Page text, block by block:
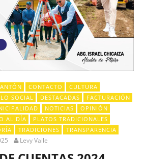
CONTACTO
CULTURA
SOCIAL DESTACADAS
FACTURACIÓN
NOTICIAS
OPINIÓN
AL DÍA
PLATOS TRADICIONALES
TRADICIONES
TRANSPARENCIA
Levy Valle